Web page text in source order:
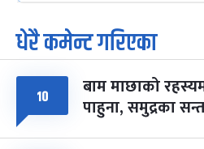
७
आइत
पूर्णिमा व्रत
चैत्र ७, २०८३-Mar 21, 2027
८ फागुपूर्णिमा
चैत्र ८, २०८३-Mar 22, 2027
धेरै कमेन्ट गरिएका
१० बाम माछाको
पाहुना, समुद्रका